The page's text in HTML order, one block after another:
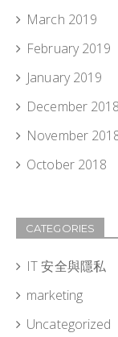
March 2019
February 2019
January 2019
December 2018
November
October 2018
CATEGORIES
IT 安全與隱私
marketing
Uncategorized